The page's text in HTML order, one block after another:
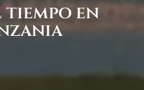
en